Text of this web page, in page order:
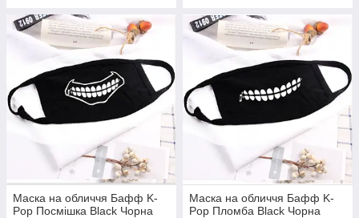
Маска на обличчя Бафф K-
Pop Посмішка Black Чорна
Маска на обличчя Бафф K-
Pop Пломба Black Чорна